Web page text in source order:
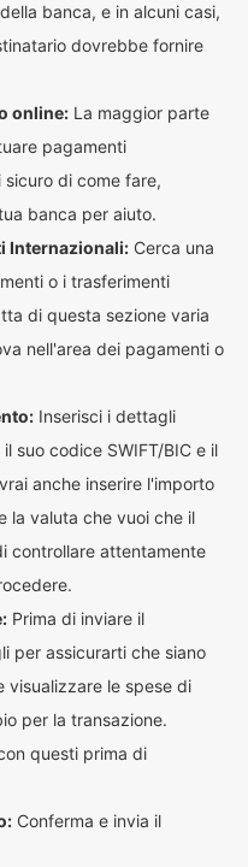
banca, e in alcuni casi,
dovrebbe fornire
online: La maggior parte
pagamenti
sicuro di come fare,
banca per aiuto.
Internazionali: Cerca una
o i trasferimenti
di questa sezione varia
nell'area dei pagamenti o
Inserisci i dettagli
suo codice SWIFT/BIC e il
anche inserire l'importo
la valuta che vuoi che il
controllare attentamente
Prima di inviare il
per assicurarti che siano
le spese di
per la transazione.
questi prima di
Conferma e invia il